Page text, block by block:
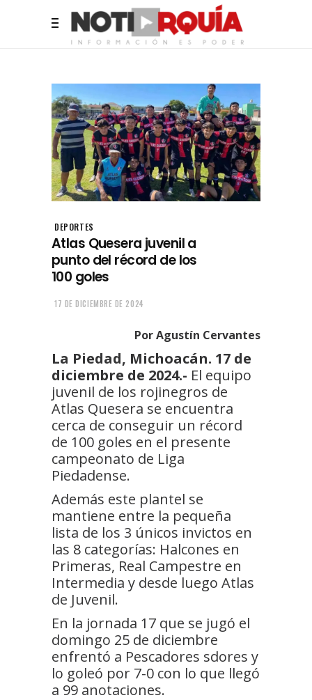
DEPORTES
Atlas Quesera juvenil a
punto del récord de los
100 goles
17 DE DICIEMBRE DE 2024
Por Agustín Cervantes
La Piedad, Michoacán. 17 de
diciembre de 2024.- El equipo
juvenil de los rojinegros de
Atlas Quesera se encuentra
cerca de conseguir un récord
de 100 goles en el presente
campeonato de Liga
Piedadense.
Además este plantel se
mantiene entre la pequeña
lista de los 3 únicos invictos en
las 8 categorías: Halcones en
Primeras, Real Campestre en
Intermedia y desde luego Atlas
de Juvenil.
En la jornada 17 que se jugó el
domingo 25 de diciembre
enfrentó a Pescadores sdores y
lo goleó por 7-0 con lo que llegó
a 99 anotaciones.